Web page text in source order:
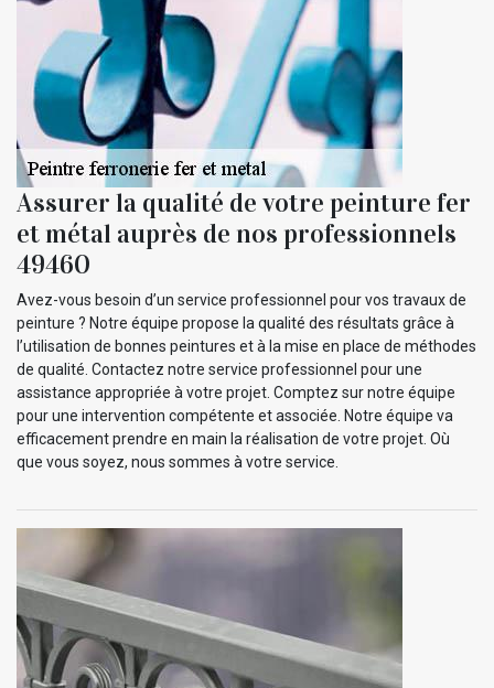
Assurer la qualité de votre peinture fer
et métal auprès de nos professionnels
49460
Avez-vous besoin d’un service professionnel pour vos travaux de
peinture ? Notre équipe propose la qualité des résultats grâce à
l’utilisation de bonnes peintures et à la mise en place de méthodes
de qualité. Contactez notre service professionnel pour une
assistance appropriée à votre projet. Comptez sur notre équipe
pour une intervention compétente et associée. Notre équipe va
efficacement prendre en main la réalisation de votre projet. Où
que vous soyez, nous sommes à votre service.